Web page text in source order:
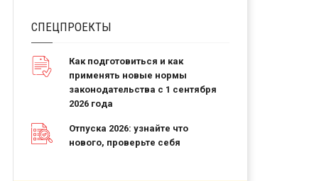
СПЕЦПРОЕКТЫ
Как подготовиться и как
применять новые нормы
законодательства с 1 сентября
2026 года
Отпуска 2026: узнайте что
нового, проверьте себя